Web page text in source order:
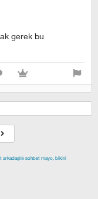
gerek bu
arkadaşlık sohbet mayo, bikini